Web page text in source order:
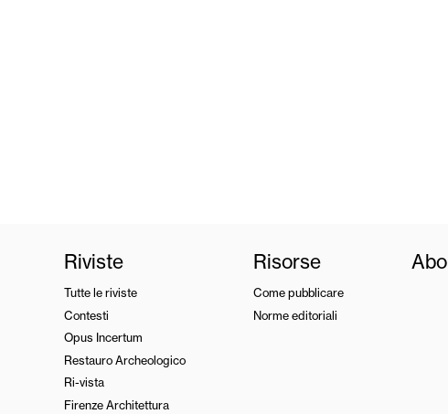
Riviste
Tutte le riviste
Contesti
Opus Incertum
Restauro Archeologico
Ri-vista
Firenze Architettura
Risorse
Come pubblicare
Norme editoriali